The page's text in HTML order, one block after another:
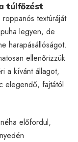
túlfőzést
textúráját
legyen, de
harapásállóságot.
ellenőrizzük
a kívánt állagot,
elegendő, fajtától
előfordul,